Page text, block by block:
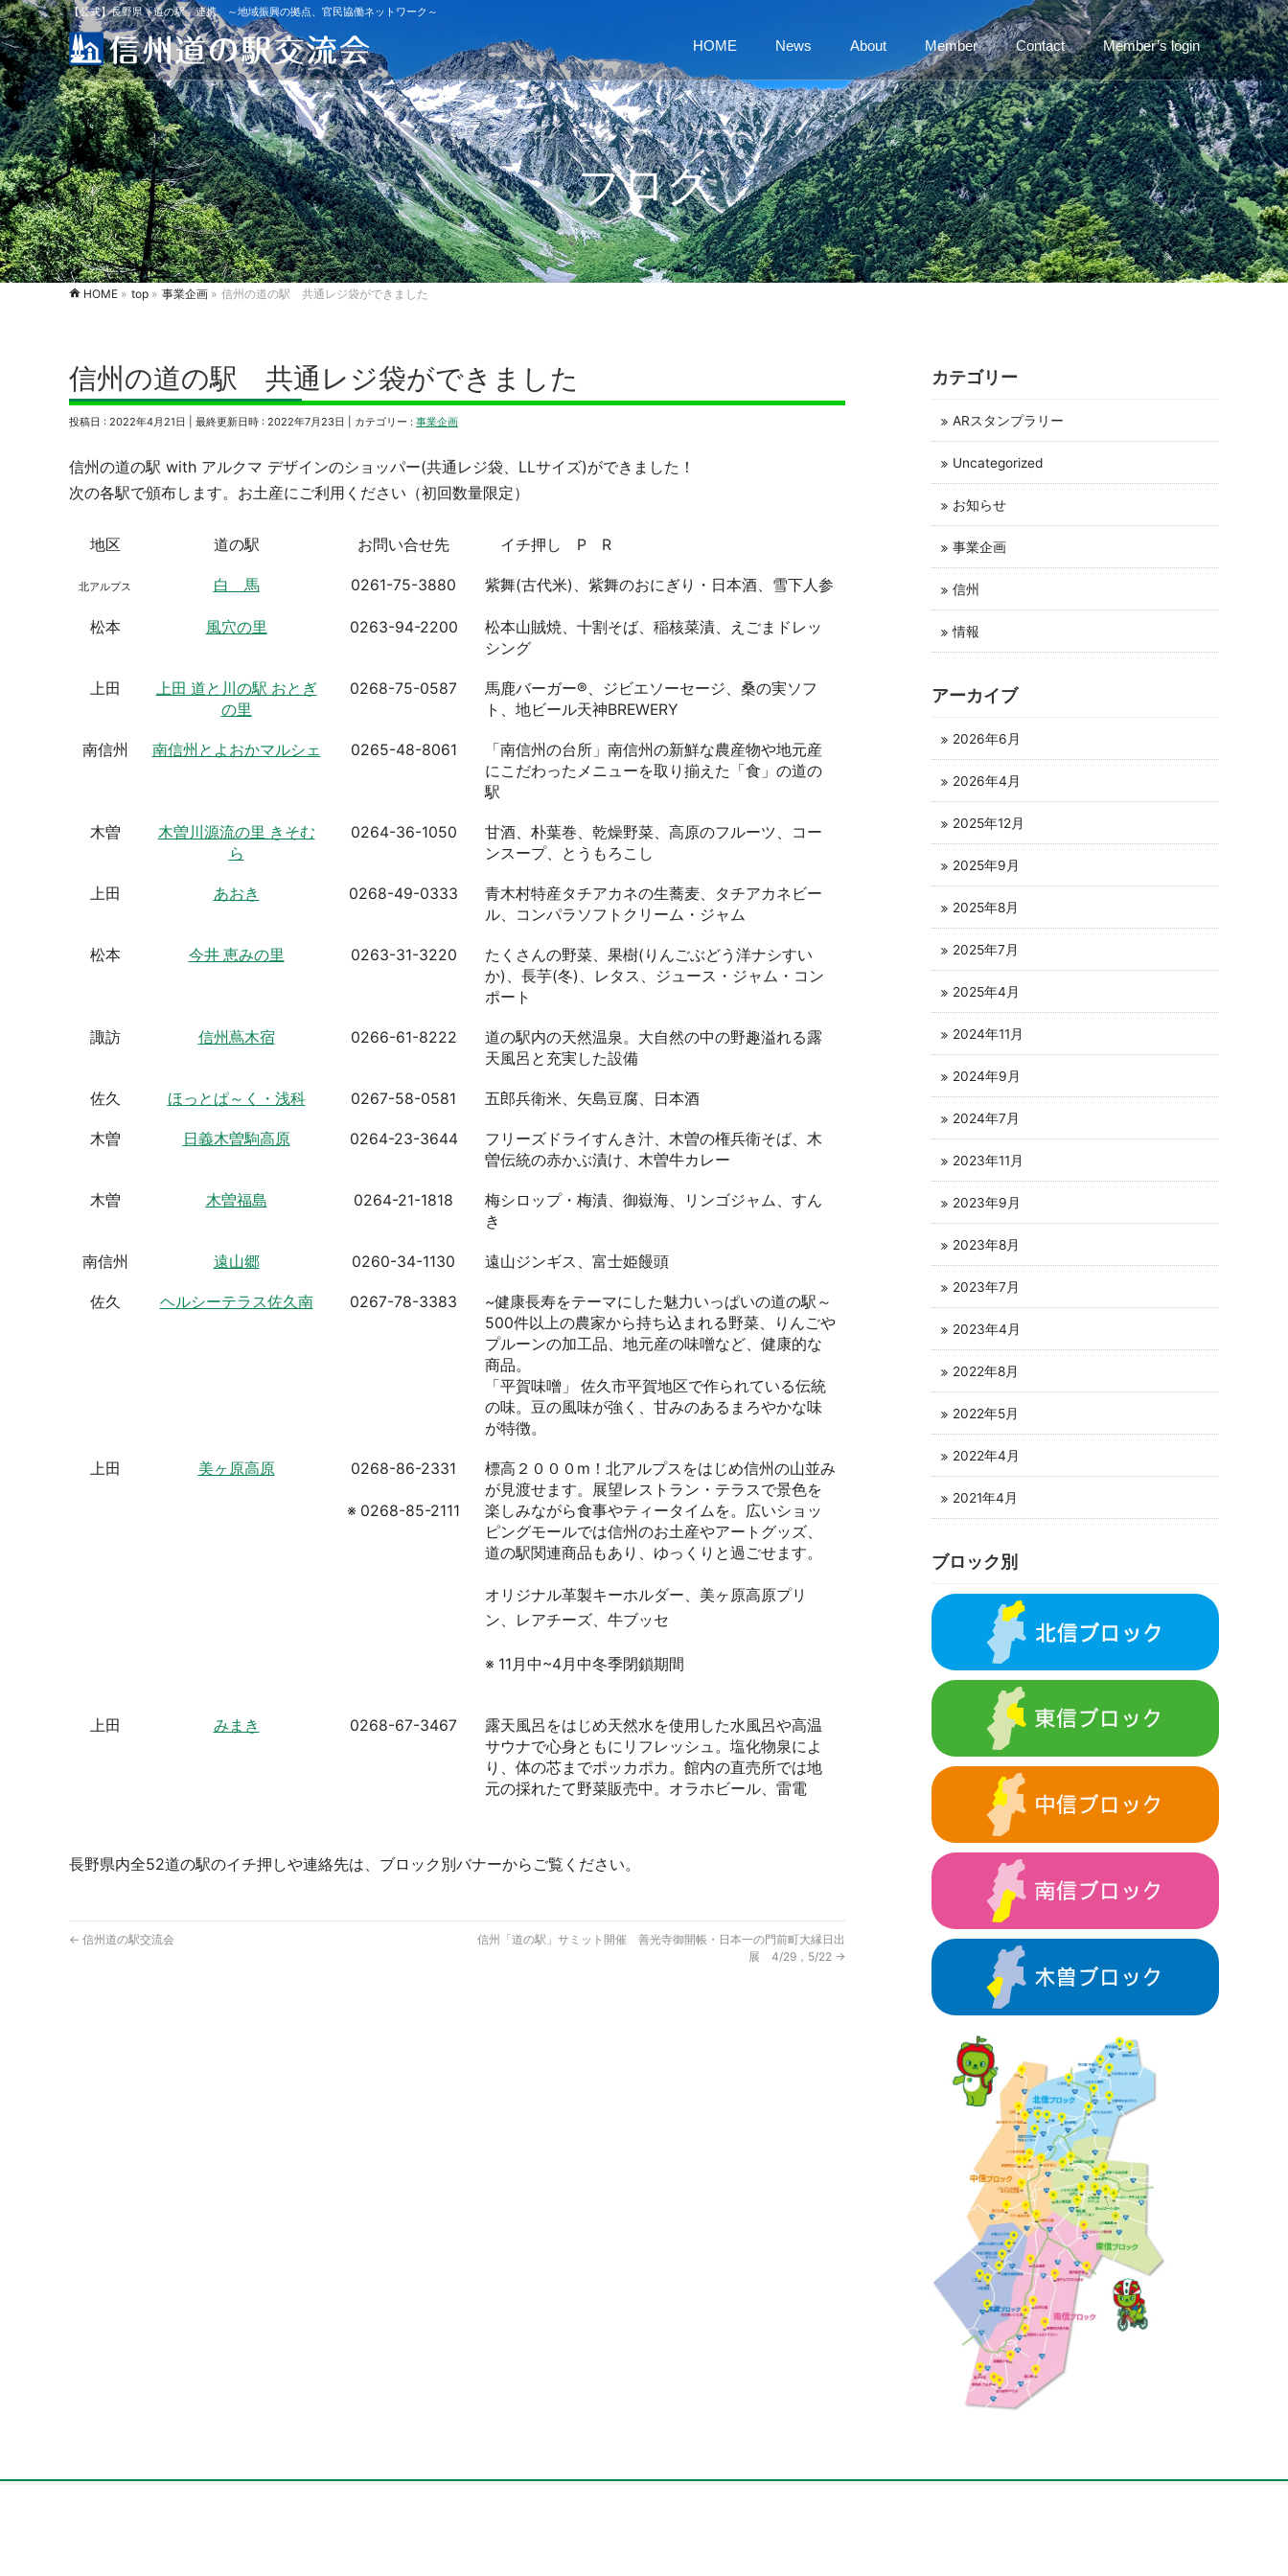
【公式】長野県「道の駅」連携 ～地域振興の拠点、官民協働ネットワーク～
HOME News About Member Contact Member’s login
ブログ
HOME » top » 事業企画 » 信州の道の駅 共通レジ袋ができました
信州の道の駅 共通レジ袋ができました
投稿日 : 2022年4月21日 最終更新日時 : 2022年7月23日 カテゴリー : 事業企画
信州の道の駅 with アルクマ デザインのショッパー(共通レジ袋、LLサイズ)ができました！
次の各駅で頒布します。お土産にご利用ください（初回数量限定）
地区 道の駅 お問い合せ先 イチ押し P R
北アルプス 白 馬 0261-75-3880 紫舞(古代米)、紫舞のおにぎり・日本酒、雪下人参
松本 風穴の里 0263-94-2200
松本山賊焼、十割そば、稲核菜漬、えごまドレッ
シング
上田
上田 道と川の駅 おとぎ
の里
0268-75-0587
馬鹿バーガー®、ジビエソーセージ、桑の実ソフ
ト、地ビール天神BREWERY
南信州 南信州とよおかマルシェ 0265-48-8061
「南信州の台所」南信州の新鮮な農産物や地元産
にこだわったメニューを取り揃えた「食」の道の
駅
木曽
木曽川源流の里 きそむ
ら
0264-36-1050
甘酒、朴葉巻、乾燥野菜、高原のフルーツ、コー
ンスープ、とうもろこし
上田 あおき 0268-49-0333
青木村特産タチアカネの生蕎麦、タチアカネビー
ル、コンパラソフトクリーム・ジャム
松本 今井 恵みの里 0263-31-3220
たくさんの野菜、果樹(りんごぶどう洋ナシすい
か)、長芋(冬)、レタス、ジュース・ジャム・コン
ポート
諏訪 信州蔦木宿 0266-61-8222
道の駅内の天然温泉。大自然の中の野趣溢れる露
天風呂と充実した設備
佐久 ほっとぱ～く・浅科 0267-58-0581 五郎兵衛米、矢島豆腐、日本酒
木曽 日義木曽駒高原 0264-23-3644
フリーズドライすんき汁、木曽の権兵衛そば、木
曽伝統の赤かぶ漬け、木曽牛カレー
木曽 木曽福島 0264-21-1818
梅シロップ・梅漬、御嶽海、リンゴジャム、すん
き
南信州 遠山郷 0260-34-1130 遠山ジンギス、富士姫饅頭
佐久 ヘルシーテラス佐久南 0267-78-3383
~健康長寿をテーマにした魅力いっぱいの道の駅～
500件以上の農家から持ち込まれる野菜、りんごや
プルーンの加工品、地元産の味噌など、健康的な
商品。
「平賀味噌」 佐久市平賀地区で作られている伝統
の味。豆の風味が強く、甘みのあるまろやかな味
が特徴。
上田 美ヶ原高原 0268-86-2331
※ 0268-85-2111
標高２０００m！北アルプスをはじめ信州の山並み
が見渡せます。展望レストラン・テラスで景色を
楽しみながら食事やティータイムを。広いショッ
ピングモールでは信州のお土産やアートグッズ、
道の駅関連商品もあり、ゆっくりと過ごせます。
オリジナル革製キーホルダー、美ヶ原高原プリ
ン、レアチーズ、牛ブッセ
※ 11月中~4月中冬季閉鎖期間
上田 みまき 0268-67-3467
露天風呂をはじめ天然水を使用した水風呂や高温
サウナで心身ともにリフレッシュ。塩化物泉によ
り、体の芯までポッカポカ。館内の直売所では地
元の採れたて野菜販売中。オラホビール、雷電
長野県内全52道の駅のイチ押しや連絡先は、ブロック別バナーからご覧ください。
← 信州道の駅交流会
信州「道の駅」サミット開催 善光寺御開帳・日本一の門前町大縁日出
展 4/29，5/22 →
カテゴリー
ARスタンプラリー
Uncategorized
お知らせ
事業企画
信州
情報
アーカイブ
2026年6月
2026年4月
2025年12月
2025年9月
2025年8月
2025年7月
2025年4月
2024年11月
2024年9月
2024年7月
2023年11月
2023年9月
2023年8月
2023年7月
2023年4月
2022年8月
2022年5月
2022年4月
2021年4月
ブロック別